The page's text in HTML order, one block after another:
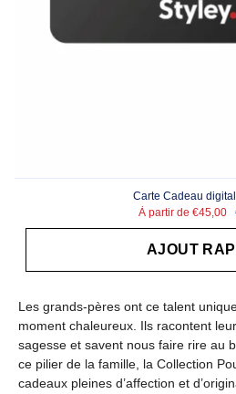
Carte Cadeau
À partir de €45,00
AJOUT
Les grands-pères ont ce talent
moment chaleureux. Ils racontent
sagesse et savent nous faire rire au
ce pilier de la famille, la Collection
cadeaux pleines d’affection et